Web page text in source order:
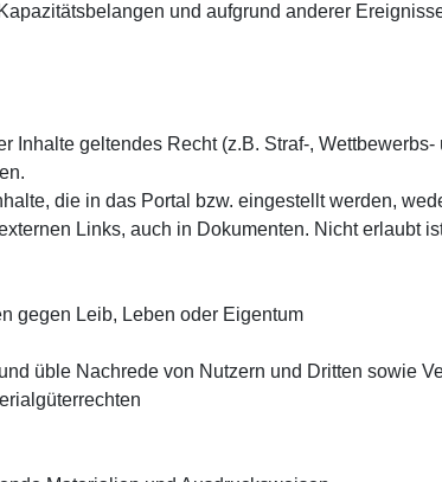
und aufgrund anderer
geltendes Recht (z.B. Straf-,
die in das Portal bzw. eingestellt werden,
Links, auch in Dokumenten. Nicht erlaubt
gegen Leib, Leben oder Eigentum
üble Nachrede von Nutzern und Dritten sowie